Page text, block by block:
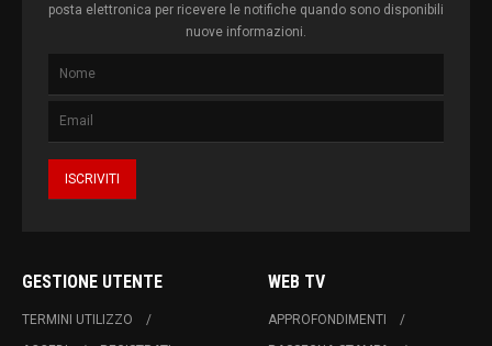
posta elettronica per ricevere le notifiche quando sono disponibili
nuove informazioni.
GESTIONE UTENTE
TERMINI UTILIZZO
WEB TV
APPROFONDIMENTI